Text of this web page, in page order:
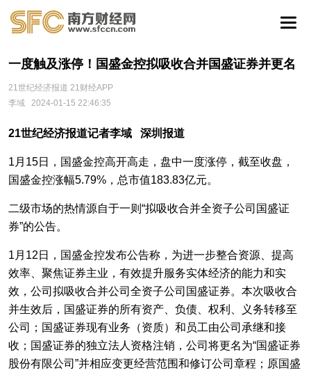
一度触及涨停！国盛金控拟吸收合并国盛证券并更名
21世纪经济报道 21财经APP
李域
2024-01-15 22:46:35
21世纪经济报道记者李域 深圳报道
1月15日，国盛金控高开高走，盘中一度涨停，截至收盘，
国盛金控涨幅5.79%，总市值183.83亿元。
二级市场的热情源自于一则“拟吸收合并全资子公司国盛证
券”的公告。
1月12日，国盛金控发布公告称，为进一步整合资源、提高
效率、聚焦证券主业，有效提升服务实体经济的能力和实
效，公司拟吸收合并公司全资子公司国盛证券。本次吸收合
并生效后，国盛证券的所有资产、负债、权利、义务转移至
公司；国盛证券现有业务（资质）和员工由公司承继和接
收；国盛证券的独立法人资格注销，公司将更名为“国盛证券
股份有限公司”并相应变更经营范围和修订公司章程；原国盛